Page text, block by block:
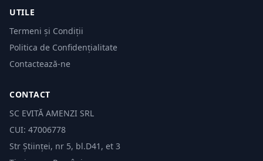
UTILE
Termeni și Condiții
Politica de Confidențialitate
Contactează-ne
CONTACT
SC EVITĂ AMENZI SRL
CUI: 47006778
Str Științei, nr 5, bl.D41, et 3